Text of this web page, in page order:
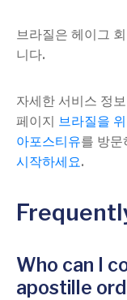
브라질은 헤이그
니다.
자세한 서비스 정
페이지 브라질을
아포스티유를 방문
시작하세요.
Who can I
apostille